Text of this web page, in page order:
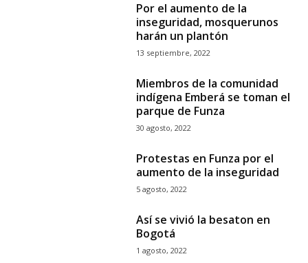
Por el aumento de la
inseguridad, mosquerunos
harán un plantón
13 septiembre, 2022
Miembros de la comunidad
indígena Emberá se toman el
parque de Funza
30 agosto, 2022
Protestas en Funza por el
aumento de la inseguridad
5 agosto, 2022
Así se vivió la besaton en
Bogotá
1 agosto, 2022